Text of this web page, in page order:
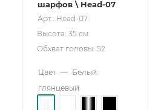
шарфов \ Head-07
Арт.: Head-07
Высота: 35 см
Обхват головы: 52
Цвет — Белый
глянцевый